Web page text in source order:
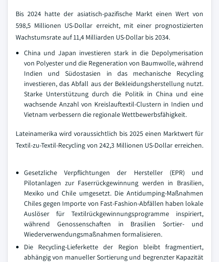
Bis 2024 hatte der asiatisch-pazifische Markt einen Wert von
598,5 Millionen US-Dollar erreicht, mit einer prognostizierten
Wachstumsrate auf 11,4 Milliarden US-Dollar bis 2034.
China und Japan investieren stark in die Depolymerisation
von Polyester und die Regeneration von Baumwolle, während
Indien und Südostasien in das mechanische Recycling
investieren, das Abfall aus der Bekleidungsherstellung nutzt.
Starke Unterstützung durch die Politik in China und eine
wachsende Anzahl von Kreislauftextil-Clustern in Indien und
Vietnam verbessern die regionale Wettbewerbsfähigkeit.
Lateinamerika wird voraussichtlich bis 2025 einen Marktwert für
Textil-zu-Textil-Recycling von 242,3 Millionen US-Dollar erreichen.
Gesetzliche Verpflichtungen der Hersteller (EPR) und
Pilotanlagen zur Faserrückgewinnung werden in Brasilien,
Mexiko und Chile umgesetzt. Die Antidumping-Maßnahmen
Chiles gegen Importe von Fast-Fashion-Abfällen haben lokale
Auslöser für Textilrückgewinnungsprogramme inspiriert,
während Genossenschaften in Brasilien Sortier- und
Wiederverwendungsmaßnahmen formalisieren.
Die Recycling-Lieferkette der Region bleibt fragmentiert,
abhängig von manueller Sortierung und begrenzter Kapazität